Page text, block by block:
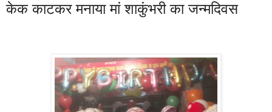
केक काटकर मनाया मां शाकुंभरी का जन्मदिवस